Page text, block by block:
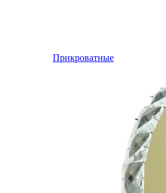
Прикроватные